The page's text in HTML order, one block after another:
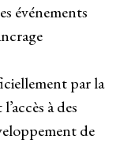
événements
par la
à des
de